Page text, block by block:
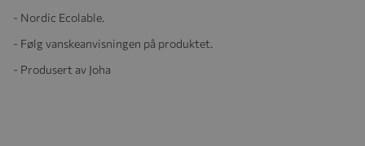
- Nordic Ecolable.
- Følg vanskeanvisningen på produktet.
- Produsert av Joha